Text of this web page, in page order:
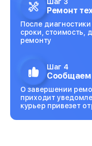
Шаг 3
Ремонт
После
сроки, стоимость,
ремонту
Шаг 4
Сообщаем
О завершении
приходит
курьер привезет